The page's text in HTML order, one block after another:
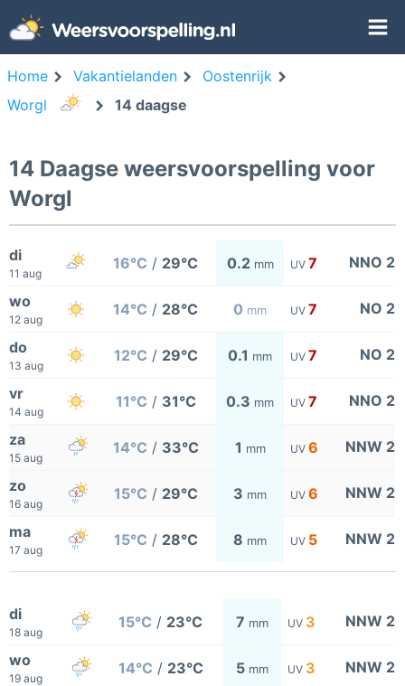
Home Vakantielanden
Oostenrijk
Worgl
14 daagse
14 Daagse weersvoorspelling voor
Worgl
di
11 aug
16°C / 29°C 0.2 mm UV 7 NNO 2
wo
12 aug
14°C / 28°C 0 mm UV 7 NO 2
do
13 aug
12°C / 29°C 0.1 mm UV 7 NO 2
vr
14 aug
11°C / 31°C 0.3 mm UV 7 NNO 2
za
15 aug
14°C / 33°C 1 mm UV 6 NNW 2
zo
16 aug
15°C / 29°C 3 mm UV 6 NNW 2
ma
17 aug
15°C / 28°C 8 mm UV 5 NNW 2
di
18 aug
15°C / 23°C 7 mm UV 3 NNW 2
wo
19 aug
14°C / 23°C 5 mm UV 3 NNW 2